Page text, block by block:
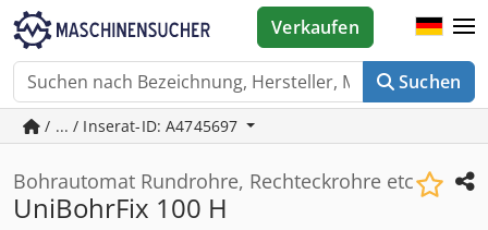
Suchen
Verkaufen
/ ... / Inserat-ID: A4745697
Bohrautomat Rundrohre, Rechteckrohre etc
UniBohrFix 100 H